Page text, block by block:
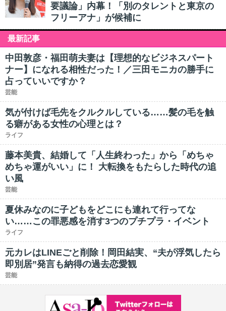
要議論」内幕！「別のタレントと東京の
フリーアナ」が候補に
最新記事
中田敦彦・福田萌夫妻は【理想的なビジネスパート
ナー】になれる相性だった！／三田モニカの勝手に
占っていいですか？
芸能
気が付けば毛先をクルクルしている……髪の毛を触
る癖がある女性の心理とは？
ライフ
藤本美貴、結婚して「人生終わった」から「めちゃ
めちゃ運がいい」に！ 大転換をもたらした時代の追
い風
芸能
夏休みなのに子どもをどこにも連れて行ってな
い……この罪悪感を消す3つのプチプラ・イベント
ライフ
元カレはLINEごと削除！岡田結実、“夫が浮気したら
即別居”発言も納得の過去恋愛観
芸能